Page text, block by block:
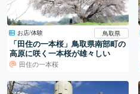
お店/体験 鳥取県
「田住の一本桜」鳥取県南部町の
高原に咲く一本桜が雄々しい
田住の一本桜